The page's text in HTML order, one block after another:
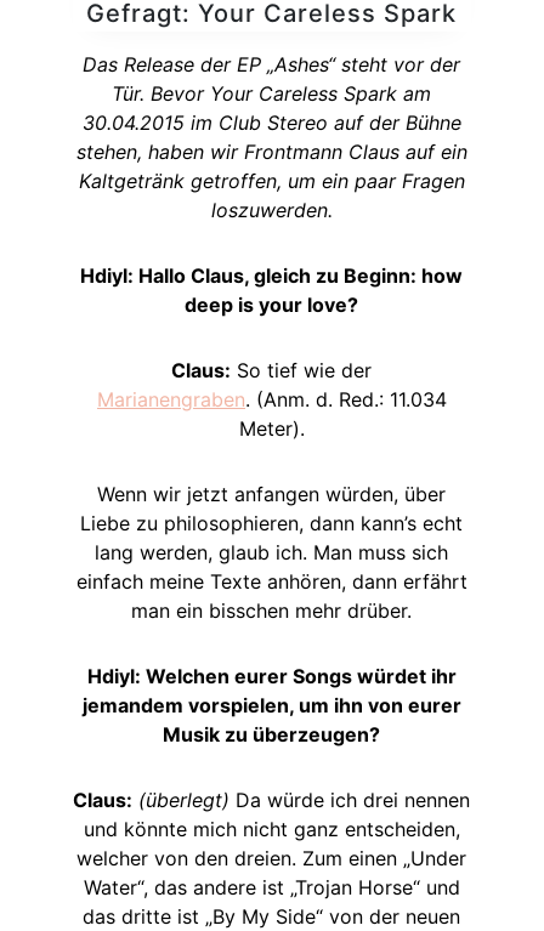
Gefragt: Your Careless Spark
Das Release der EP „Ashes“ steht vor der
Tür. Bevor Your Careless Spark am
30.04.2015 im Club Stereo auf der Bühne
stehen, haben wir Frontmann Claus auf ein
Kaltgetränk getroffen, um ein paar Fragen
loszuwerden.
Hdiyl: Hallo Claus, gleich zu Beginn: how
deep is your love?
Claus: So tief wie der
Marianengraben. (Anm. d. Red.: 11.034
Meter).
Wenn wir jetzt anfangen würden, über
Liebe zu philosophieren, dann kann’s echt
lang werden, glaub ich. Man muss sich
einfach meine Texte anhören, dann erfährt
man ein bisschen mehr drüber.
Hdiyl: Welchen eurer Songs würdet ihr
jemandem vorspielen, um ihn von eurer
Musik zu überzeugen?
Claus: (überlegt) Da würde ich drei nennen
und könnte mich nicht ganz entscheiden,
welcher von den dreien. Zum einen „Under
Water“, das andere ist „Trojan Horse“ und
das dritte ist „By My Side“ von der neuen